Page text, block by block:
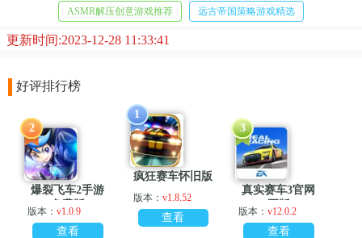
ASMR解压创意游戏推荐 远古帝国策略游戏精选
休闲消除闯关游戏大全
更新时间:2023-12-28 11:33:41
好评排行榜
爆裂飞车2手游
免费版
版本： v1.0.9
查看
2
疯狂赛车怀旧版
版本： v1.8.52
查看
1
真实赛车3官网
正版
版本：v12.0.2
查看
3